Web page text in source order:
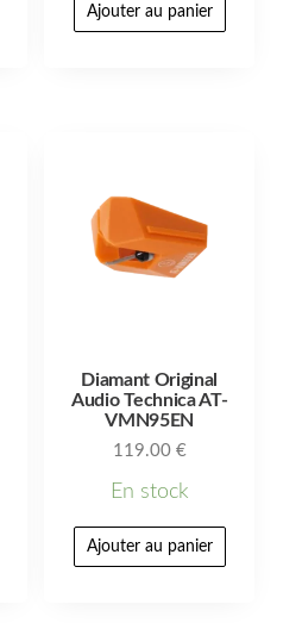
Ajouter au panier
Diamant Original
Audio Technica AT-
VMN95EN
119.00 €
En stock
Ajouter au panier